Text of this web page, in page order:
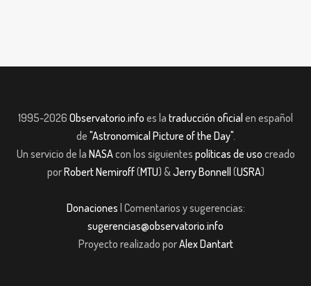
1995-2026 Observatorio.info es la traducción oficial en español
de "Astronomical Picture of the Day".
Un servicio de la NASAcon los siguientes políticas de uso creado
porRobert Nemiroff(MTU) &Jerry Bonnell (USRA)
Donaciones | Comentarios y sugerencias:
sugerencias@observatorio.info
Proyecto realizado porAlex Dantart